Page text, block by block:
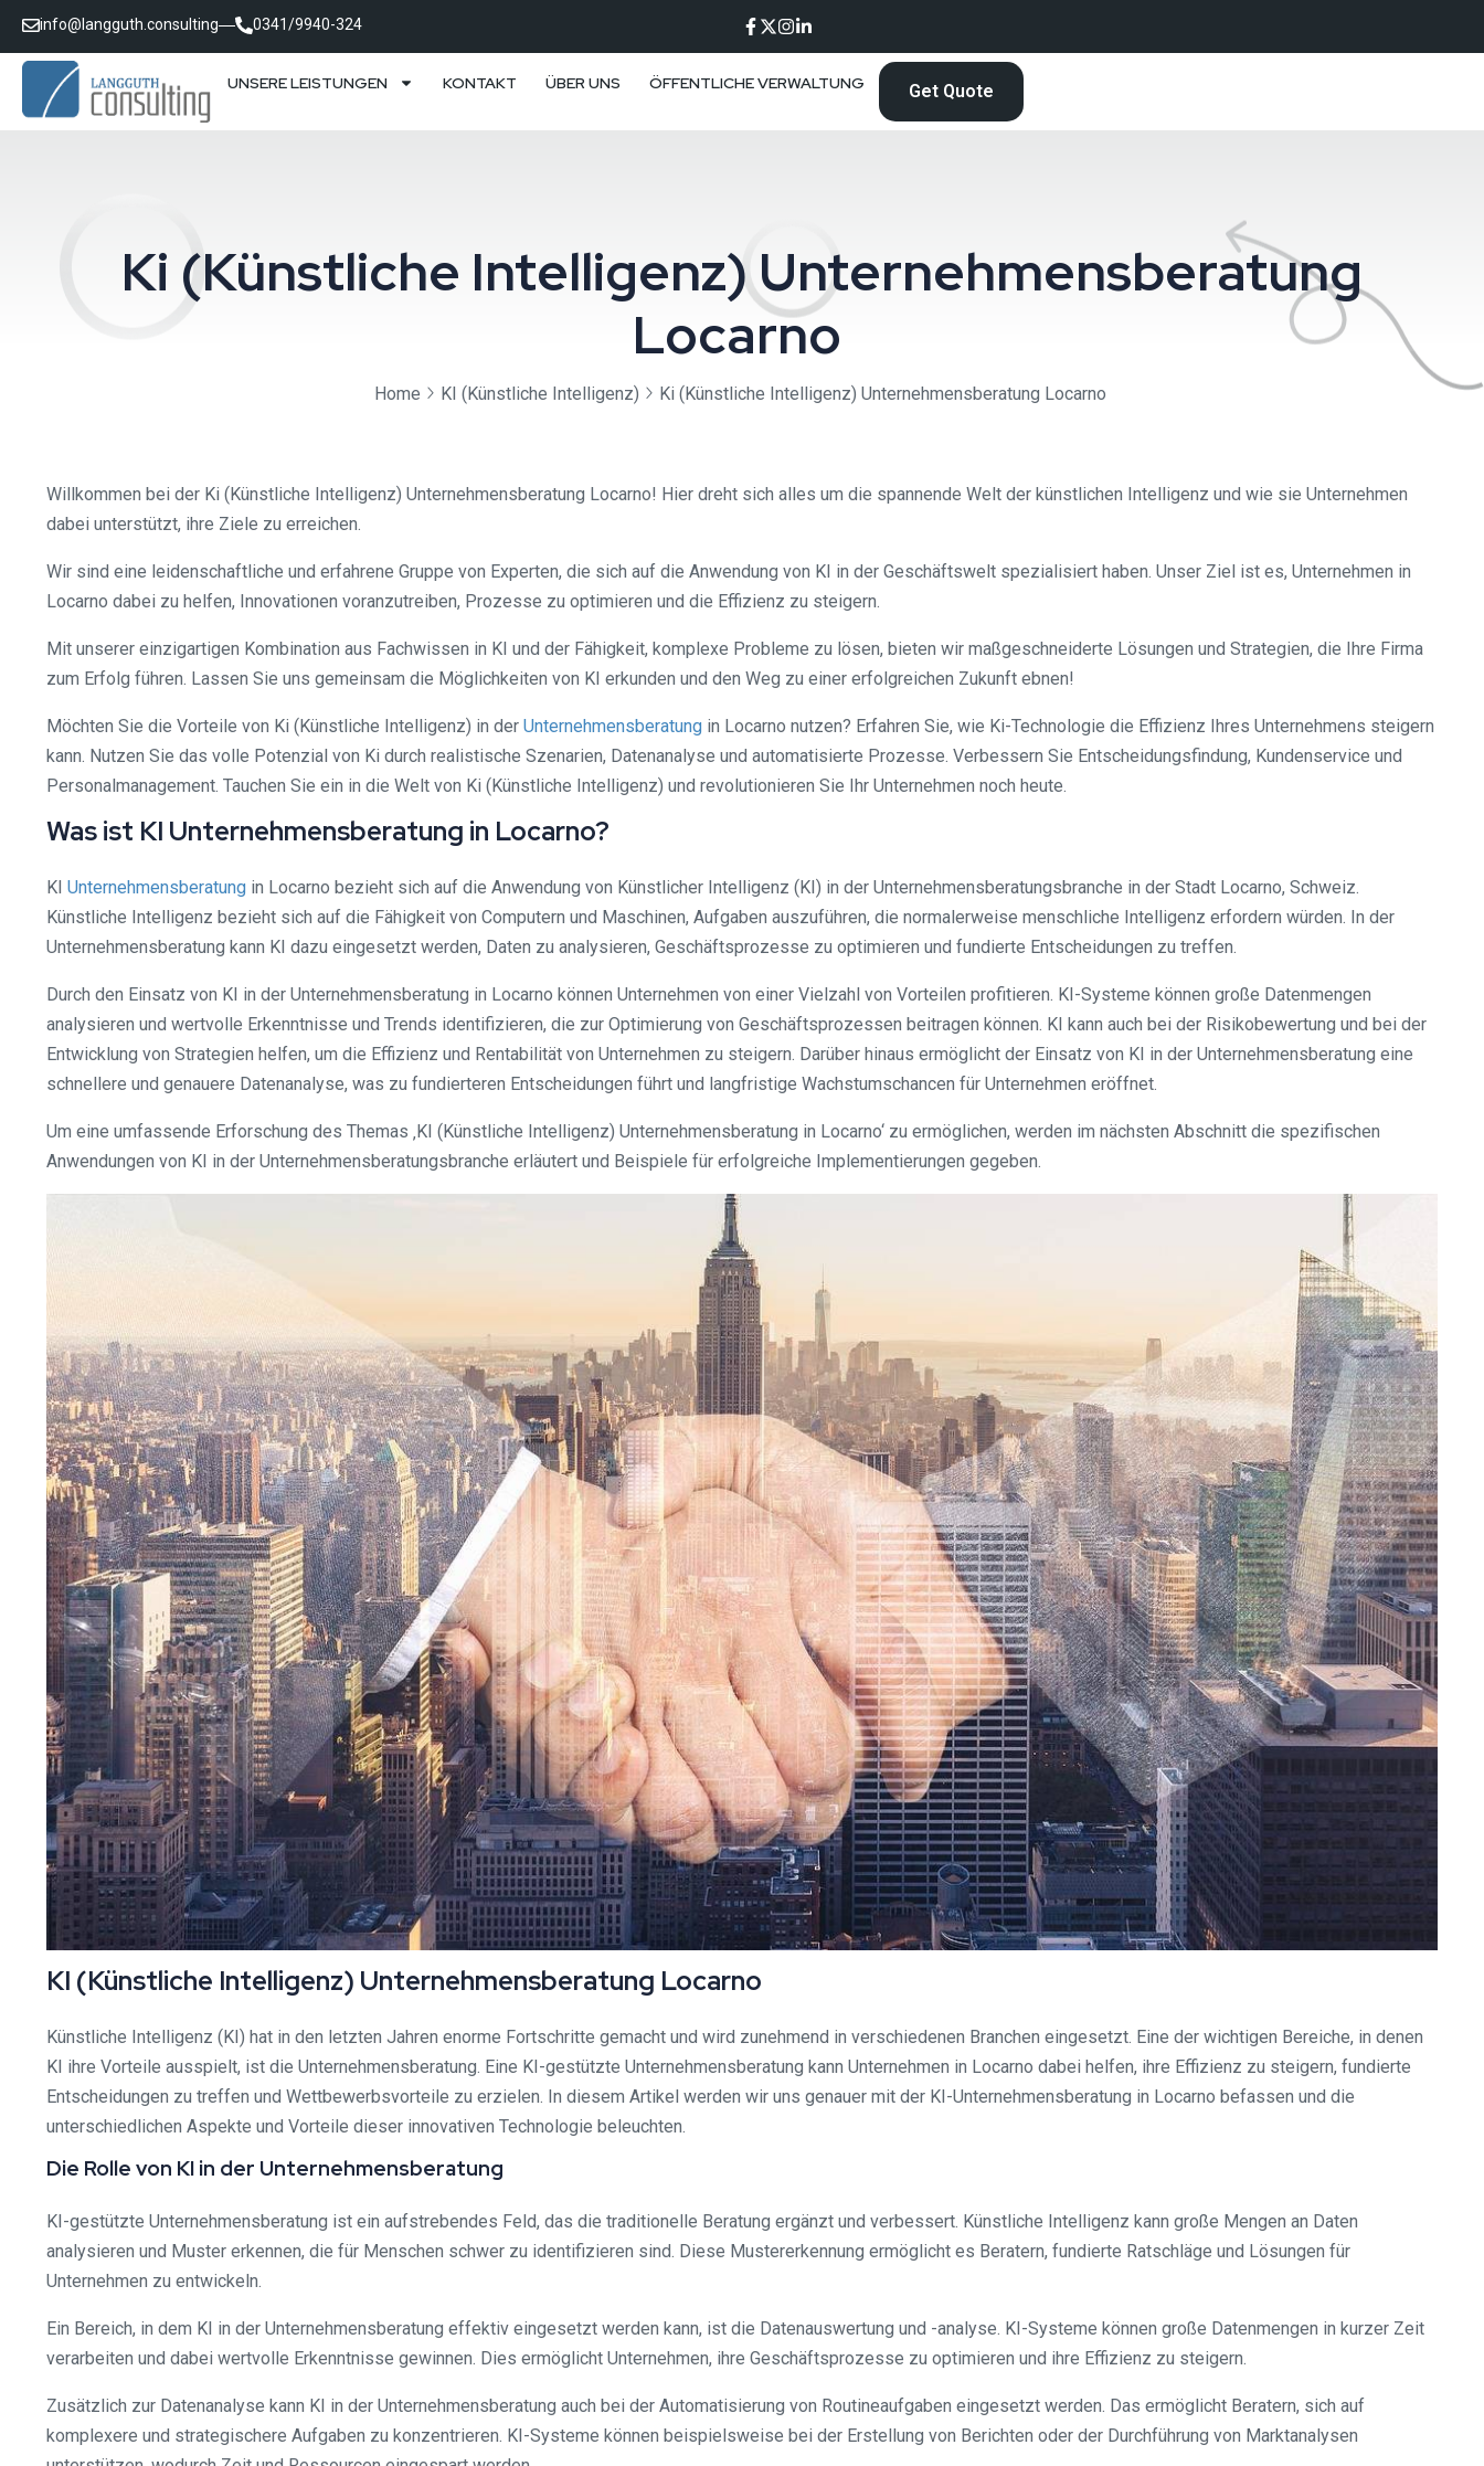
info@langguth.consulting 0341/9940-324
UNSERE LEISTUNGEN KONTAKT ÜBER UNS ÖFFENTLICHE VERWALTUNG Get Quote
Ki (Künstliche Intelligenz) Unternehmensberatung
Locarno ⁠
Home KI (Künstliche Intelligenz) Ki (Künstliche Intelligenz) Unternehmensberatung Locarno ⁠
Willkommen bei der Ki (Künstliche Intelligenz) Unternehmensberatung Locarno! Hier dreht sich alles um die spannende Welt der künstlichen Intelligenz und wie sie Unternehmen
dabei unterstützt, ihre Ziele zu erreichen.
Wir sind eine leidenschaftliche und erfahrene Gruppe von Experten, die sich auf die Anwendung von KI in der Geschäftswelt spezialisiert haben. Unser Ziel ist es, Unternehmen in
Locarno dabei zu helfen, Innovationen voranzutreiben, Prozesse zu optimieren und die Effizienz zu steigern.
Mit unserer einzigartigen Kombination aus Fachwissen in KI und der Fähigkeit, komplexe Probleme zu lösen, bieten wir maßgeschneiderte Lösungen und Strategien, die Ihre Firma
zum Erfolg führen. Lassen Sie uns gemeinsam die Möglichkeiten von KI erkunden und den Weg zu einer erfolgreichen Zukunft ebnen!
Möchten Sie die Vorteile von Ki (Künstliche Intelligenz) in der Unternehmensberatung in Locarno nutzen? Erfahren Sie, wie Ki-Technologie die Effizienz Ihres Unternehmens steigern
kann. Nutzen Sie das volle Potenzial von Ki durch realistische Szenarien, Datenanalyse und automatisierte Prozesse. Verbessern Sie Entscheidungsfindung, Kundenservice und
Personalmanagement. Tauchen Sie ein in die Welt von Ki (Künstliche Intelligenz) und revolutionieren Sie Ihr Unternehmen noch heute.
Was ist KI Unternehmensberatung in Locarno?
KI Unternehmensberatung in Locarno bezieht sich auf die Anwendung von Künstlicher Intelligenz (KI) in der Unternehmensberatungsbranche in der Stadt Locarno, Schweiz.
Künstliche Intelligenz bezieht sich auf die Fähigkeit von Computern und Maschinen, Aufgaben auszuführen, die normalerweise menschliche Intelligenz erfordern würden. In der
Unternehmensberatung kann KI dazu eingesetzt werden, Daten zu analysieren, Geschäftsprozesse zu optimieren und fundierte Entscheidungen zu treffen.
Durch den Einsatz von KI in der Unternehmensberatung in Locarno können Unternehmen von einer Vielzahl von Vorteilen profitieren. KI-Systeme können große Datenmengen
analysieren und wertvolle Erkenntnisse und Trends identifizieren, die zur Optimierung von Geschäftsprozessen beitragen können. KI kann auch bei der Risikobewertung und bei der
Entwicklung von Strategien helfen, um die Effizienz und Rentabilität von Unternehmen zu steigern. Darüber hinaus ermöglicht der Einsatz von KI in der Unternehmensberatung eine
schnellere und genauere Datenanalyse, was zu fundierteren Entscheidungen führt und langfristige Wachstumschancen für Unternehmen eröffnet.
Um eine umfassende Erforschung des Themas ‚KI (Künstliche Intelligenz) Unternehmensberatung in Locarno‘ zu ermöglichen, werden im nächsten Abschnitt die spezifischen
Anwendungen von KI in der Unternehmensberatungsbranche erläutert und Beispiele für erfolgreiche Implementierungen gegeben.
KI (Künstliche Intelligenz) Unternehmensberatung Locarno
Künstliche Intelligenz (KI) hat in den letzten Jahren enorme Fortschritte gemacht und wird zunehmend in verschiedenen Branchen eingesetzt. Eine der wichtigen Bereiche, in denen
KI ihre Vorteile ausspielt, ist die Unternehmensberatung. Eine KI-gestützte Unternehmensberatung kann Unternehmen in Locarno dabei helfen, ihre Effizienz zu steigern, fundierte
Entscheidungen zu treffen und Wettbewerbsvorteile zu erzielen. In diesem Artikel werden wir uns genauer mit der KI-Unternehmensberatung in Locarno befassen und die
unterschiedlichen Aspekte und Vorteile dieser innovativen Technologie beleuchten.
Die Rolle von KI in der Unternehmensberatung
KI-gestützte Unternehmensberatung ist ein aufstrebendes Feld, das die traditionelle Beratung ergänzt und verbessert. Künstliche Intelligenz kann große Mengen an Daten
analysieren und Muster erkennen, die für Menschen schwer zu identifizieren sind. Diese Mustererkennung ermöglicht es Beratern, fundierte Ratschläge und Lösungen für
Unternehmen zu entwickeln.
Ein Bereich, in dem KI in der Unternehmensberatung effektiv eingesetzt werden kann, ist die Datenauswertung und -analyse. KI-Systeme können große Datenmengen in kurzer Zeit
verarbeiten und dabei wertvolle Erkenntnisse gewinnen. Dies ermöglicht Unternehmen, ihre Geschäftsprozesse zu optimieren und ihre Effizienz zu steigern.
Zusätzlich zur Datenanalyse kann KI in der Unternehmensberatung auch bei der Automatisierung von Routineaufgaben eingesetzt werden. Das ermöglicht Beratern, sich auf
komplexere und strategischere Aufgaben zu konzentrieren. KI-Systeme können beispielsweise bei der Erstellung von Berichten oder der Durchführung von Marktanalysen